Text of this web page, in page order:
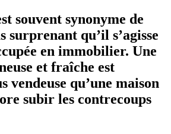
souvent synonyme de
surprenant qu’il s’agisse
en immobilier. Une
et fraîche est
vendeuse qu’une maison
subir les contrecoups